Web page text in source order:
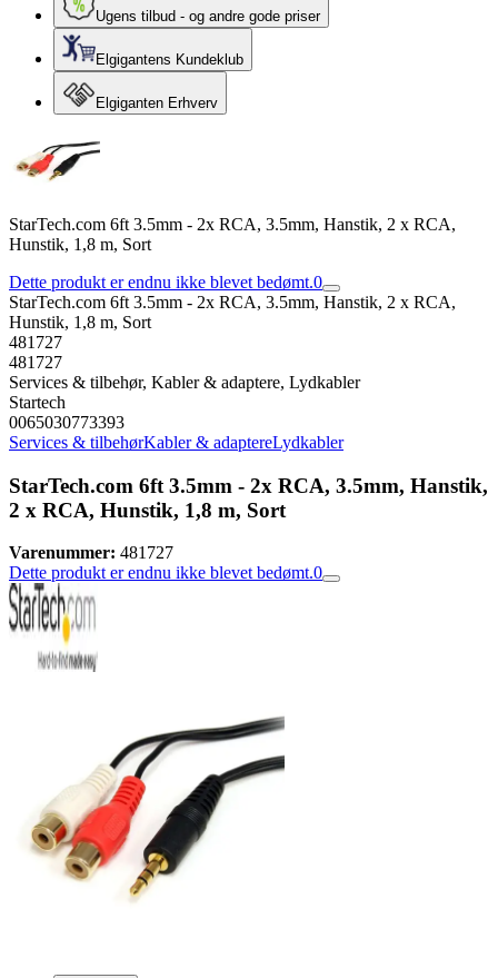
Ugens tilbud - og andre gode priser
Elgigantens Kundeklub
Elgiganten Erhverv
StarTech.com 6ft 3.5mm - 2x RCA, 3.5mm, Hanstik, 2 x RCA,
Hunstik, 1,8 m, Sort
Dette produkt er endnu ikke blevet bedømt.0
StarTech.com 6ft 3.5mm - 2x RCA, 3.5mm, Hanstik, 2 x RCA,
Hunstik, 1,8 m, Sort
481727
481727
Services & tilbehør, Kabler & adaptere, Lydkabler
Startech
0065030773393
Services & tilbehørKabler & adaptereLydkabler
StarTech.com 6ft 3.5mm - 2x RCA, 3.5mm, Hanstik,
2 x RCA, Hunstik, 1,8 m, Sort
Varenummer: 481727
Dette produkt er endnu ikke blevet bedømt.0